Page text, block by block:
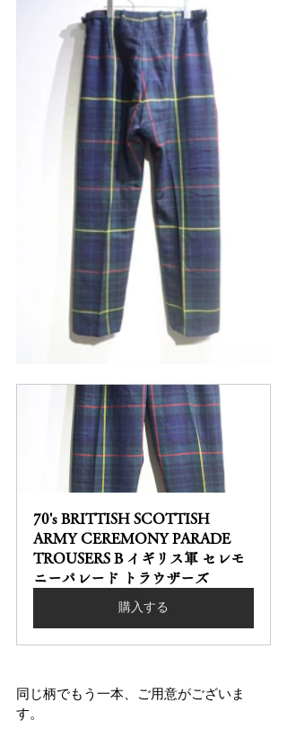
70's BRITTISH SCOTTISH
ARMY CEREMONY PARADE
TROUSERS B イギリス軍 セレモ
ニーパレード トラウザーズ
購入する
同じ柄でもう一本、ご用意がございま
す。